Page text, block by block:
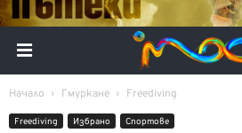
Начало Гмуркане Freediving
Freediving Избрано Спортове